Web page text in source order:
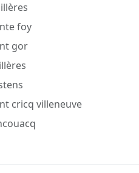
foy
gor
cricq villeneuve